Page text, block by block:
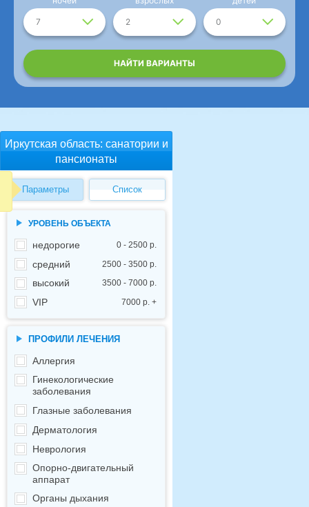
7 2 0
НАЙТИ ВАРИАНТЫ
Иркутская область: санатории и
пансионаты
Параметры Список
УРОВЕНЬ ОБЪЕКТА
недорогие 0 - 2500 р.
средний 2500 - 3500 р.
высокий 3500 - 7000 р.
VIP 7000 р. +
ПРОФИЛИ ЛЕЧЕНИЯ
Аллергия
Гинекологические
заболевания
Глазные заболевания
Дерматология
Неврология
Опорно-двигательный
аппарат
Органы дыхания